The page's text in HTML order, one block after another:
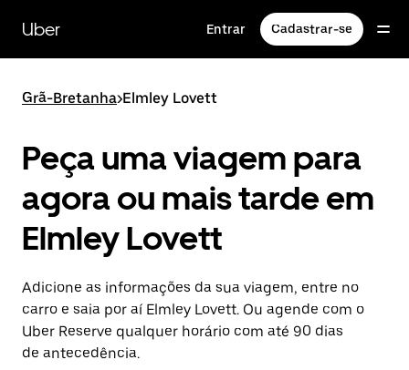
para
conteúdo
Uber Entrar Cadastrar-se
Grã-Bretanha>Elmley Lovett
Peça uma viagem para
agora ou mais tarde em
Elmley Lovett
Adicione as informações da sua viagem, entre no
carro e saia por aí Elmley Lovett. Ou agende com o
Uber Reserve qualquer horário com até 90 dias
de antecedência.